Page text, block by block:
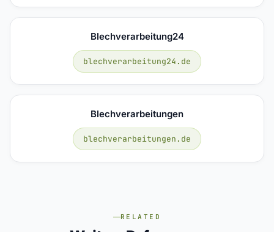
Blechverarbeitung24
blechverarbeitung24.de
Blechverarbeitungen
blechverarbeitungen.de
RELATED